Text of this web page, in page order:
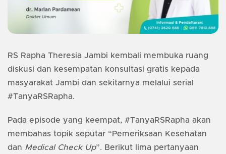
RS Rapha Theresia Jambi kembali membuka ruang
diskusi dan kesempatan konsultasi gratis kepada
masyarakat Jambi dan sekitarnya melalui serial
#TanyaRSRapha.
Pada episode yang keempat, #TanyaRSRapha akan
membahas topik seputar “Pemeriksaan Kesehatan
dan Medical Check Up”. Berikut lima pertanyaan